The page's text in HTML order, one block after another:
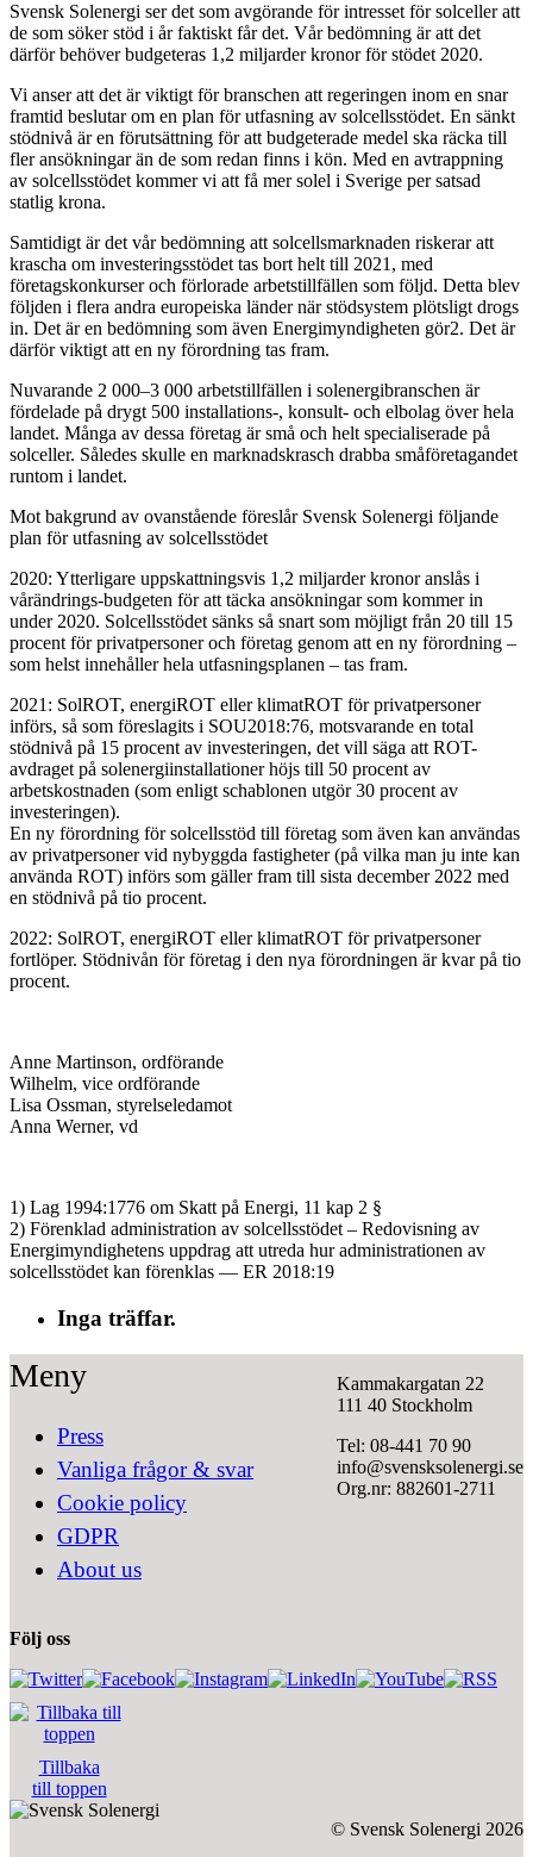
Svensk Solenergi ser det som avgörande för intresset för solceller att
de som söker stöd i år faktiskt får det. Vår bedömning är att det
därför behöver budgeteras 1,2 miljarder kronor för stödet 2020.
Vi anser att det är viktigt för branschen att regeringen inom en snar
framtid beslutar om en plan för utfasning av solcellsstödet. En sänkt
stödnivå är en förutsättning för att budgeterade medel ska räcka till
fler ansökningar än de som redan finns i kön. Med en avtrappning
av solcellsstödet kommer vi att få mer solel i Sverige per satsad
statlig krona.
Samtidigt är det vår bedömning att solcellsmarknaden riskerar att
krascha om investeringsstödet tas bort helt till 2021, med
företagskonkurser och förlorade arbetstillfällen som följd. Detta blev
följden i flera andra europeiska länder när stödsystem plötsligt drogs
in. Det är en bedömning som även Energimyndigheten gör2. Det är
därför viktigt att en ny förordning tas fram.
Nuvarande 2 000–3 000 arbetstillfällen i solenergibranschen är
fördelade på drygt 500 installations-, konsult- och elbolag över hela
landet. Många av dessa företag är små och helt specialiserade på
solceller. Således skulle en marknadskrasch drabba småföretagandet
runtom i landet.
Mot bakgrund av ovanstående föreslår Svensk Solenergi följande
plan för utfasning av solcellsstödet
2020: Ytterligare uppskattningsvis 1,2 miljarder kronor anslås i
vårändrings-budgeten för att täcka ansökningar som kommer in
under 2020. Solcellsstödet sänks så snart som möjligt från 20 till 15
procent för privatpersoner och företag genom att en ny förordning –
som helst innehåller hela utfasningsplanen – tas fram.
2021: SolROT, energiROT eller klimatROT för privatpersoner
införs, så som föreslagits i SOU2018:76, motsvarande en total
stödnivå på 15 procent av investeringen, det vill säga att ROT-
avdraget på solenergiinstallationer höjs till 50 procent av
arbetskostnaden (som enligt schablonen utgör 30 procent av
investeringen).
En ny förordning för solcellsstöd till företag som även kan användas
av privatpersoner vid nybyggda fastigheter (på vilka man ju inte kan
använda ROT) införs som gäller fram till sista december 2022 med
en stödnivå på tio procent.
2022: SolROT, energiROT eller klimatROT för privatpersoner
fortlöper. Stödnivån för företag i den nya förordningen är kvar på tio
procent.
Anne Martinson, ordförande
Wilhelm, vice ordförande
Lisa Ossman, styrelseledamot
Anna Werner, vd
1) Lag 1994:1776 om Skatt på Energi, 11 kap 2 §
2) Förenklad administration av solcellsstödet – Redovisning av
Energimyndighetens uppdrag att utreda hur administrationen av
solcellsstödet kan förenklas — ER 2018:19
Inga träffar.
Meny
Press
Vanliga frågor & svar
Cookie policy
GDPR
About us
Kammakargatan 22
111 40 Stockholm
Tel: 08-441 70 90
info@svensksolenergi.se
Org.nr: 882601-2711
Följ oss
Tillbaka
till toppen
© Svensk Solenergi 2026